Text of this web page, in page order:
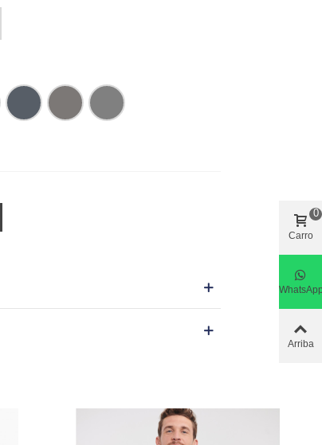
Oxford
Navy
Oxford
Silver
Oxford
Zinc
Carro
0
Arriba